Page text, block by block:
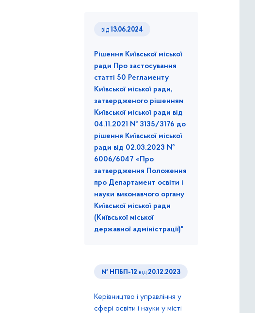
від 13.06.2024
Рішення Київської міської
ради Про застосування
статті 50 Регламенту
Київської міської ради,
затвердженого рішенням
Київської міської ради від
04.11.2021 № 3135/3176 до
рішення Київської міської
ради від 02.03.2023 №
6006/6047 «Про
затвердження Положення
про Департамент освіти і
науки виконавчого органу
Київської міської ради
(Київської міської
державної адміністрації)"
№ НПБП-12 від 20.12.2023
Керівництво і управління у
сфері освіти і науки у місті